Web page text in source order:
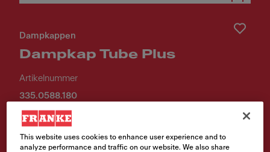
Dampkappen
Dampkap Tube Plus
Artikelnummer
335.0588.180
1 150,50 €
Verkoopprijs inclusief BTW en recupel.
This website uses cookies to enhance user experience and to
analyze performance and traffic on our website. We also share